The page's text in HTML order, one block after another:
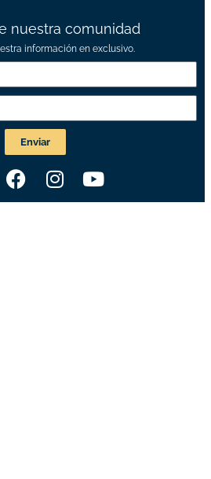
nuestra comunidad
información en exclusivo.
Enviar